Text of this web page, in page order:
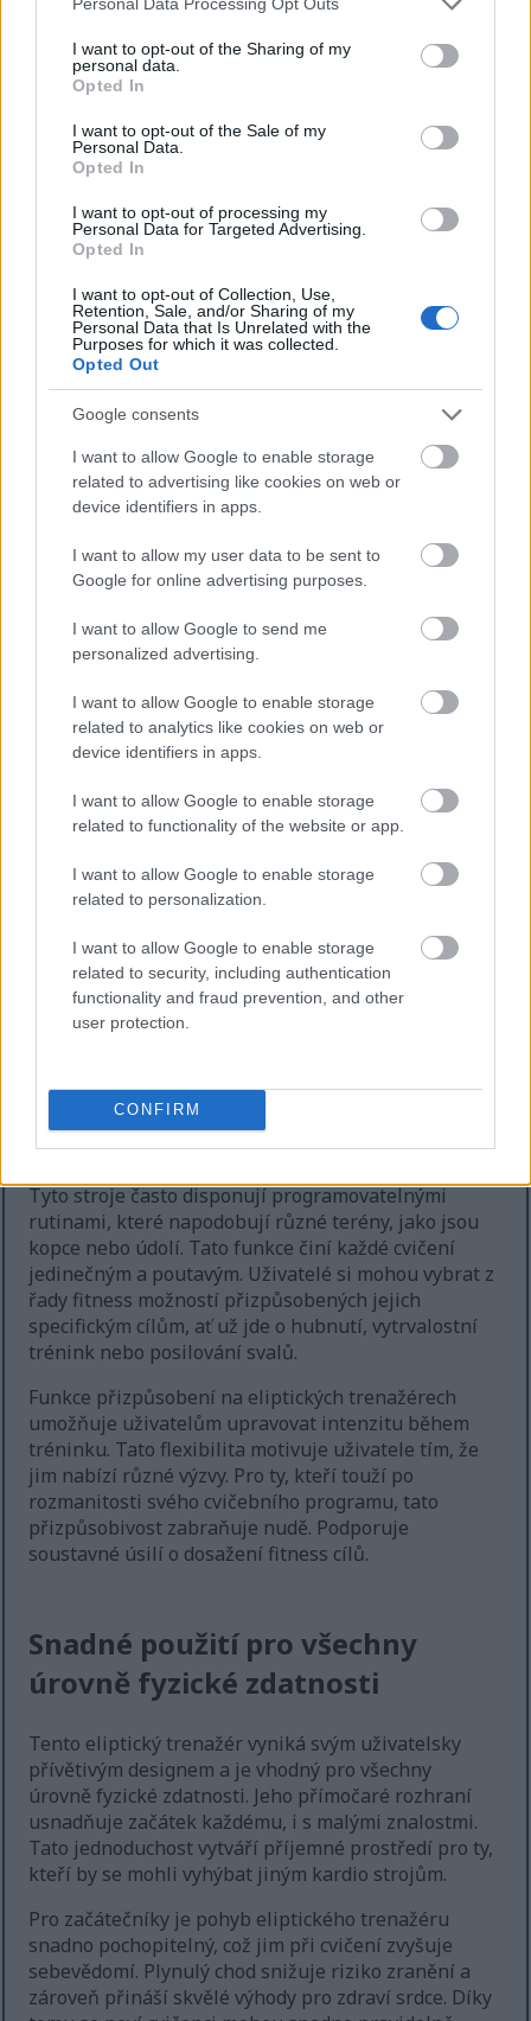
not limited to your visit or usage behaviour. You may click to
grant or deny consent to Google and its third-party tags to
use your data for below specified purposes in below Google
consent section.
I want to opt-out of the Sharing of my
personal data.
Opted In
I want to opt-out of the Sale of my
Personal Data.
Opted In
I want to opt-out of processing my
Personal Data for Targeted Advertising.
Opted In
I want to opt-out of Collection, Use,
Retention, Sale, and/or Sharing of my
Personal Data that Is Unrelated with the
Purposes for which it was collected.
Opted Out
Google consents
I want to allow Google to enable storage
related to advertising like cookies on web or
device identifiers in apps.
I want to allow my user data to be sent to
Google for online advertising purposes.
I want to allow Google to send me
personalized advertising.
I want to allow Google to enable storage
related to analytics like cookies on web or
device identifiers in apps.
I want to allow Google to enable storage
related to functionality of the website or app.
I want to allow Google to enable storage
related to personalization.
I want to allow Google to enable storage
related to security, including authentication
functionality and fraud prevention, and other
user protection.
CONFIRM
bez rizika dalšího zranění. Díky tomu jsou skvělou
volbou pro ty, kteří chtějí zůstat aktivní i během
Eliptický trénink je špičkový způsob, jak zlepšit
kardiovaskulární zdraví. Zapojuje srdce a plíce, což
vede ke zlepšení jejich výkonnosti. Pravidelné
používání posiluje tyto orgány a zajišťuje lepší
krevní oběh a přísun kyslíku.
Tato forma cvičení pomáhá budovat výdrž a
vytrvalost. Ať už dáváte přednost kardio tréninku v
ustáleném stavu nebo vysoce intenzivnímu
intervalovému tréninku, eliptický trenažér dokáže
vyhovět vašim potřebám. Umožňuje vám přizpůsobit
kardiovaskulárnímu zdraví.
Ilustrace pulzujícího srdce s cévami a osoby trénující
na eliptickém trenažéru.
informace a vyšší rozlišení.
Všestrannost eliptických
trenažérů
Eliptické trenažéry vynikají svou všestranností při
Tyto stroje často disponují programovatelnými
rutinami, které napodobují různé terény, jako jsou
kopce nebo údolí. Tato funkce činí každé cvičení
jedinečným a poutavým. Uživatelé si mohou vybrat z
řady fitness možností přizpůsobených jejich
specifickým cílům, ať už jde o hubnutí, vytrvalostní
trénink nebo posilování svalů.
Funkce přizpůsobení na eliptických trenažérech
umožňuje uživatelům upravovat intenzitu během
tréninku. Tato flexibilita motivuje uživatele tím, že
jim nabízí různé výzvy. Pro ty, kteří touží po
rozmanitosti svého cvičebního programu, tato
přizpůsobivost zabraňuje nudě. Podporuje
soustavné úsilí o dosažení fitness cílů.
Snadné použití pro všechny
úrovně fyzické zdatnosti
Tento eliptický trenažér vyniká svým uživatelsky
přívětivým designem a je vhodný pro všechny
úrovně fyzické zdatnosti. Jeho přímočaré rozhraní
usnadňuje začátek každému, i s malými znalostmi.
Tato jednoduchost vytváří příjemné prostředí pro ty,
kteří by se mohli vyhýbat jiným kardio strojům.
Pro začátečníky je pohyb eliptického trenažéru
snadno pochopitelný, což jim při cvičení zvyšuje
sebevědomí. Plynulý chod snižuje riziko zranění a
zároveň přináší skvělé výhody pro zdraví srdce. Díky